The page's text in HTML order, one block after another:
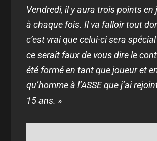
Vendredi, il y aura trois points en
à chaque fois. Il va falloir tout
c’est vrai que celui-ci sera
ce serait faux de vous dire le
été formé en tant que joueur et
qu’homme à l’ASSE que j’ai
15 ans. »